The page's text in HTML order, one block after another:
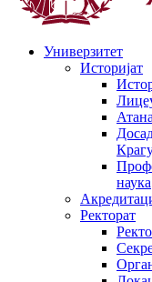
Универзитет
Историјат
наука
Ректорат